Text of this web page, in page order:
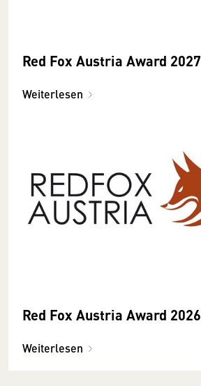
Red Fox Austria Award 2027
Weiterlesen
Red Fox Austria Award 2026
Weiterlesen